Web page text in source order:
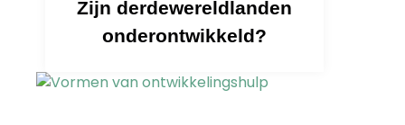
Zijn derdewereldlanden
onderontwikkeld?